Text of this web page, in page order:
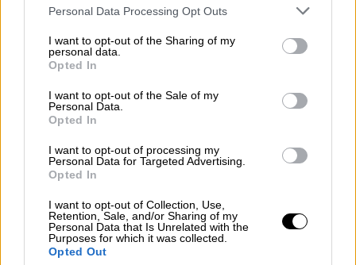
Please note that this website/app uses one or more Google
not limited to your visit or usage behaviour. You may click to
grant or deny consent to Google and its third-party tags to
use your data for below specified purposes in below Google
consent section.
Personal Data Processing Opt Outs
I want to opt-out of the Sharing of my
personal data.
Opted In
I want to opt-out of the Sale of my
Personal Data.
Opted In
I want to opt-out of processing my
Personal Data for Targeted Advertising.
Opted In
I want to opt-out of Collection, Use,
Retention, Sale, and/or Sharing of my
Personal Data that Is Unrelated with the
Purposes for which it was collected.
Opted Out
- για παράδειγμα το 2020 σημείωσε
ιστορικό χαμηλό, με 45 εκ. ευρώ. Την
περίοδο 2015-2018 η συνολική
απορρόφηση ήταν περίπου 1 δισ. ευρώ
ενώ την περίοδο 2019-2023 250 εκ.
ευρώ.
κυβέρνηση της ΝΔ είχε δεκάδες
προειδοποιήσεις σε ό,τι αφορά τα
ζητήματα ασφαλείας του
σιδηροδρομικού δικτύου και τη
γενικότερη κατάρρευση του